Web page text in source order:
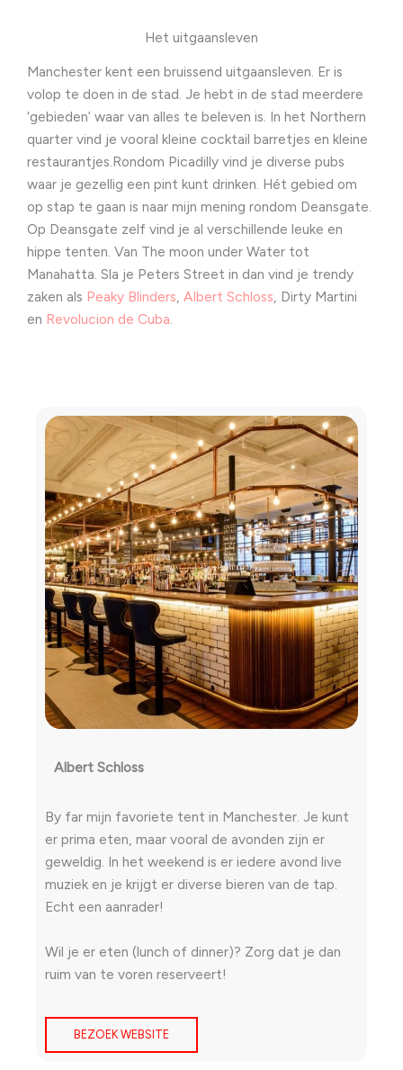
Het uitgaansleven
Manchester kent een bruissend uitgaansleven. Er is
volop te doen in de stad. Je hebt in de stad meerdere
‘gebieden’ waar van alles te beleven is. In het Northern
quarter vind je vooral kleine cocktail barretjes en kleine
restaurantjes.Rondom Picadilly vind je diverse pubs
waar je gezellig een pint kunt drinken. Hét gebied om
op stap te gaan is naar mijn mening rondom Deansgate.
Op Deansgate zelf vind je al verschillende leuke en
hippe tenten. Van The moon under Water tot
Manahatta. Sla je Peters Street in dan vind je trendy
zaken als Peaky Blinders, Albert Schloss, Dirty Martini
en Revolucion de Cuba.
Albert Schloss
By far mijn favoriete tent in Manchester. Je kunt
er prima eten, maar vooral de avonden zijn er
geweldig. In het weekend is er iedere avond live
muziek en je krijgt er diverse bieren van de tap.
Echt een aanrader!
Wil je er eten (lunch of dinner)? Zorg dat je dan
ruim van te voren reserveert!
BEZOEK WEBSITE